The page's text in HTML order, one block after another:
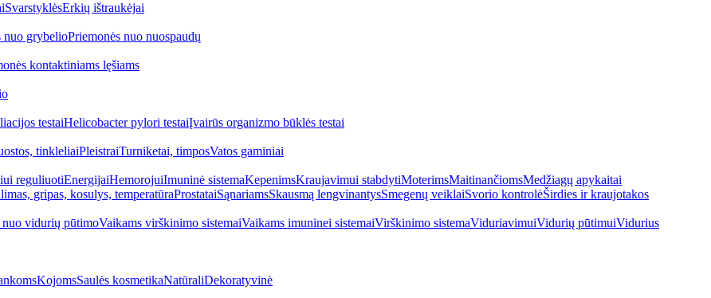
SvarstyklėsErkių ištraukėjai
nuo grybelioPriemonės nuo nuospaudų
kontaktiniams lęšiams
testaiHelicobacter pylori testaiĮvairūs organizmo būklės testai
tinkleliaiPleistraiTurniketai, timposVatos gaminiai
reguliuotiEnergijaiHemorojuiImuninė sistemaKepenimsKraujavimui stabdytiMoterimsMaitinančiomsMedžiagų apykaitai
gripas, kosulys, temperatūraProstataiSąnariamsSkausmą lengvinantysSmegenų veiklaiSvorio kontrolėŠirdies ir kraujotakos
nuo vidurių pūtimoVaikams virškinimo sistemaiVaikams imuninei sistemaiVirškinimo sistemaViduriavimuiVidurių pūtimuiVidurius
KojomsSaulės kosmetikaNatūraliDekoratyvinė